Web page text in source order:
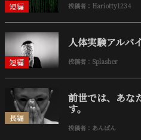
短編 投稿者：Hariotty1234
短編
人体実験アルバ
投稿者：Splasher
長編
前世では、あな
す。
投稿者：あんぱん